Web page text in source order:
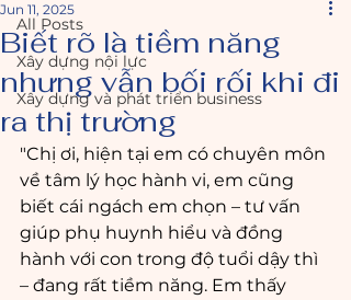
All Posts
Xây dựng nội lực
Xây dựng và phát triển business
Biết rõ là tiềm năng
nhưng vẫn bối rối khi đi
ra thị trường
Jun 11, 2025
"Chị ơi, hiện tại em có chuyên môn
về tâm lý học hành vi, em cũng
biết cái ngách em chọn – tư vấn
giúp phụ huynh hiểu và đồng
hành với con trong độ tuổi dậy thì
– đang rất tiềm năng. Em thấy